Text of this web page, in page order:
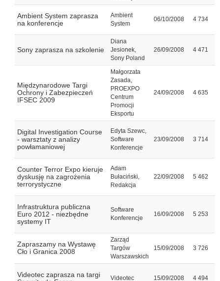
Ambient System zaprasza
na konferencje
Ambient
System
06/10/2008 4 734
Sony zaprasza na szkolenie
Diana
Jesionek,
Sony Poland
26/09/2008 4 471
Międzynarodowe Targi
Ochrony i Zabezpieczeń
IFSEC 2009
Małgorzata
Zasada,
PROEXPO
Centrum
Promocji
Eksportu
24/09/2008 4 635
Digital Investigation Course
- warsztaty z analizy
powłamaniowej
Edyta Szewc,
Software
Konferencje
23/09/2008 3 714
Counter Terror Expo kieruje
dyskusję na zagrożenia
terrorystyczne
Adam
Bułaciński,
Redakcja
22/09/2008 5 462
Infrastruktura publiczna
Euro 2012 - niezbędne
systemy IT
Software
Konferencje
16/09/2008 5 253
Zapraszamy na Wystawę
Cło i Granica 2008
Zarząd
Targów
Warszawskich
15/09/2008 3 726
Videotec zaprasza na targi
Videotec 15/09/2008 4 494